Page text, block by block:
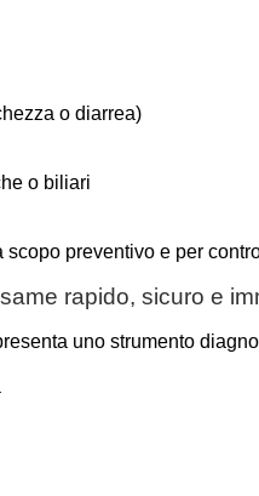
o diarrea)
o biliari
scopo preventivo e per
rapido, sicuro e
uno strumento